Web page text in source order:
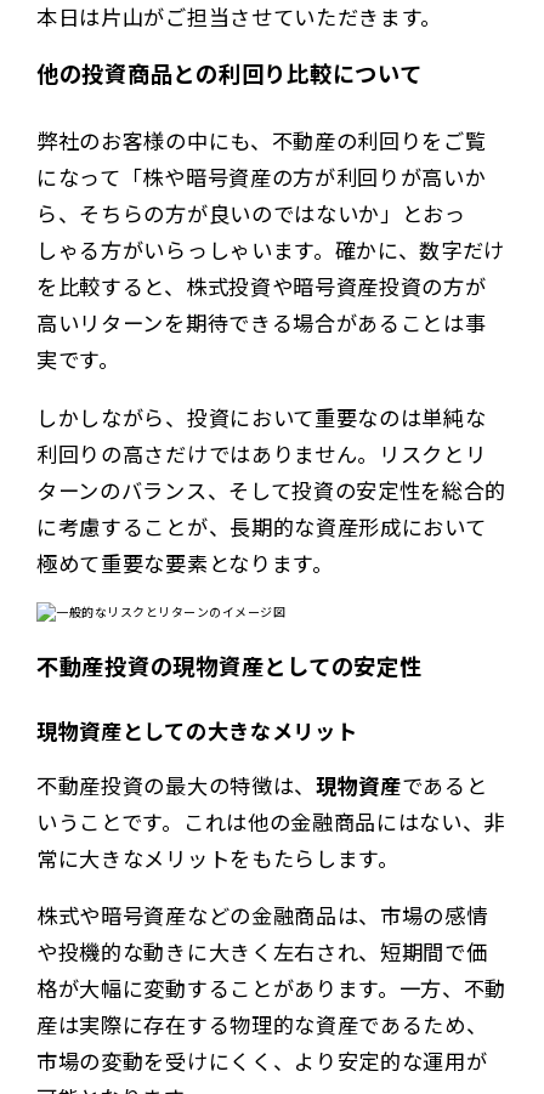
本日は片山がご担当させていただきます。
他の投資商品との利回り比較について
弊社のお客様の中にも、不動産の利回りをご覧
になって「株や暗号資産の方が利回りが高いか
ら、そちらの方が良いのではないか」とおっ
しゃる方がいらっしゃいます。確かに、数字だけ
を比較すると、株式投資や暗号資産投資の方が
高いリターンを期待できる場合があることは事
実です。
しかしながら、投資において重要なのは単純な
利回りの高さだけではありません。リスクとリ
ターンのバランス、そして投資の安定性を総合的
に考慮することが、長期的な資産形成において
極めて重要な要素となります。
不動産投資の現物資産としての安定性
現物資産としての大きなメリット
不動産投資の最大の特徴は、 現物資産であると
いうことです。これは他の金融商品にはない、非
常に大きなメリットをもたらします。
株式や暗号資産などの金融商品は、市場の感情
や投機的な動きに大きく左右され、短期間で価
格が大幅に変動することがあります。一方、不動
産は実際に存在する物理的な資産であるため、
市場の変動を受けにくく、より安定的な運用が